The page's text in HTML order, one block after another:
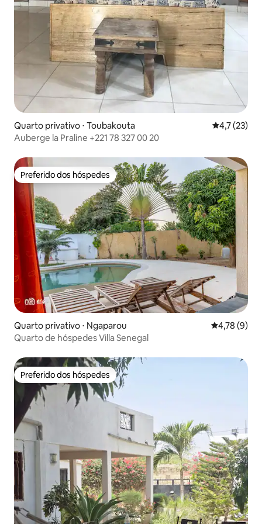
Quarto privativo ⋅ Toubakouta 4,7 de uma
4,7 (23)
Auberge la Praline +221 78 327 00 20
Preferido dos hóspedes
Preferido dos hóspedes
Quarto privativo ⋅ Ngaparou 4,78 de
4,78 (9)
Quarto de hóspedes Villa Senegal
Preferido dos hóspedes
Preferido dos hóspedes